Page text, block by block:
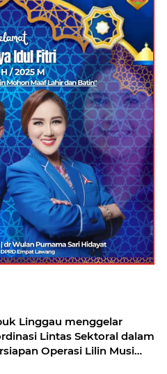
Linggau menggelar
Lintas Sektoral dalam
Operasi Lilin Musi